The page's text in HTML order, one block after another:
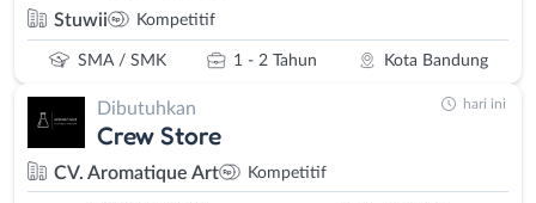
Stuwii Kompetitif
SMA / SMK 1 - 2 Tahun Kota Bandung
Dibutuhkan
Crew Store
CV. Aromatique Art Kompetitif
hari ini